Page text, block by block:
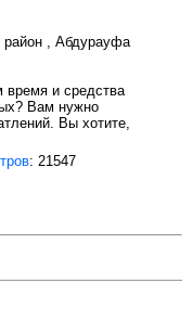
район , Абдурауфа
и средства
Вам нужно
Вы хотите,
: 21547